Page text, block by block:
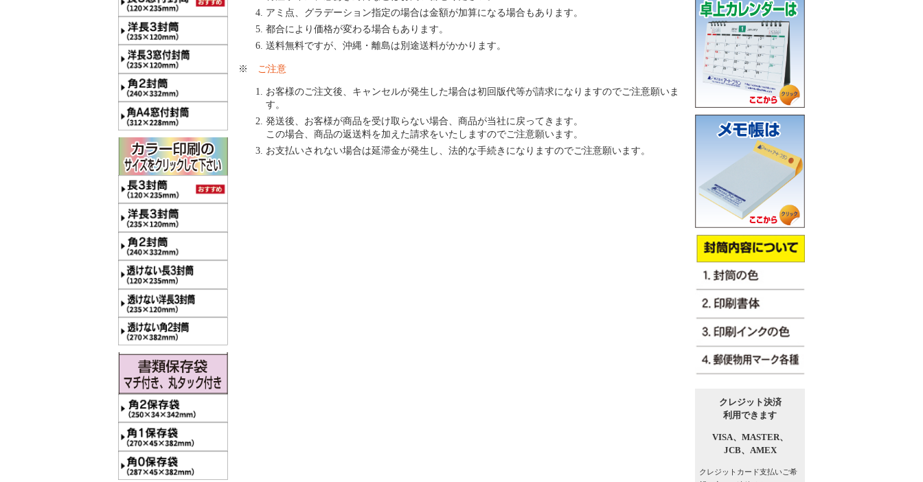
アミ点、グラデーション指定の場合は金額が加算になる場合もあります。
都合により価格が変わる場合もあります。
送料無料ですが、沖縄・離島は別途送料がかかります。
※ ご注意
お客様のご注文後、キャンセルが発生した場合は初回版代等が請求になりますのでご注意願いま
す。
発送後、お客様が商品を受け取らない場合、商品が当社に戻ってきます。
この場合、商品の返送料を加えた請求をいたしますのでご注意願います。
お支払いされない場合は延滞金が発生し、法的な手続きになりますのでご注意願います。
クレジット決済
利用できます
VISA、 MASTER、
JCB、 AMEX
クレジットカード支払いご希